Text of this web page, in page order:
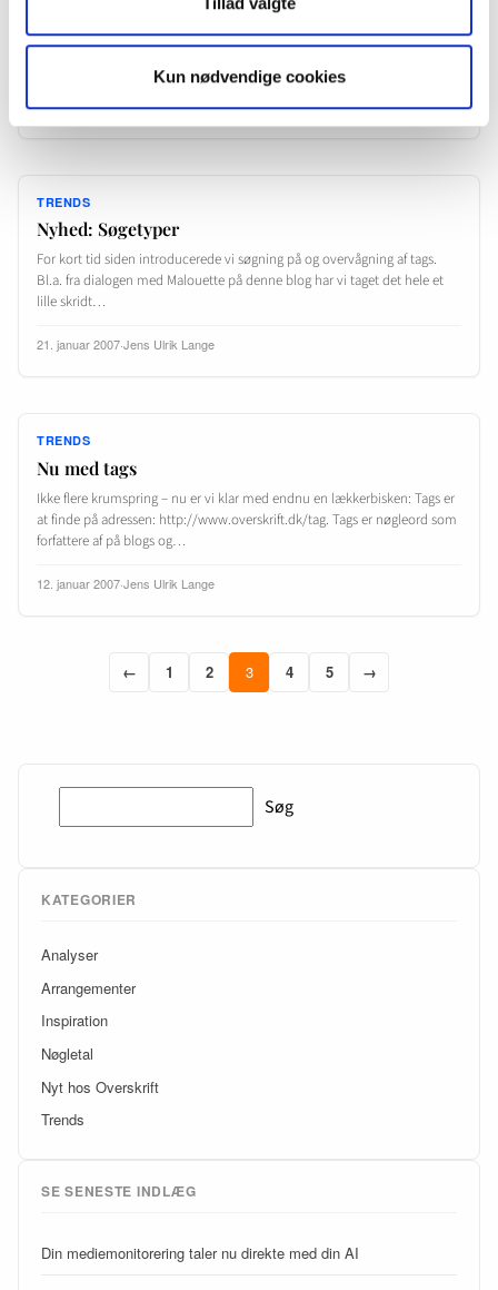
Kun nødvendige cookies
give sig selv og deltagerne mest ud af deres RSS feeds. Tip nummer 10:
31. januar 2007·Jens Ulrik Lange
TRENDS
Nyhed: Søgetyper
For kort tid siden introducerede vi søgning på og overvågning af tags.
Bl.a. fra dialogen med Malouette på denne blog har vi taget det hele et
lille skridt…
21. januar 2007·Jens Ulrik Lange
TRENDS
Nu med tags
Ikke flere krumspring – nu er vi klar med endnu en lækkerbisken: Tags er
at finde på adressen: http://www.overskrift.dk/tag. Tags er nøgleord som
forfattere af på blogs og…
12. januar 2007·Jens Ulrik Lange
← 1 2 3 4 5 →
Søg
KATEGORIER
Analyser
Arrangementer
Inspiration
Nøgletal
Nyt hos Overskrift
Trends
SE SENESTE INDLÆG
Din mediemonitorering taler nu direkte med din AI